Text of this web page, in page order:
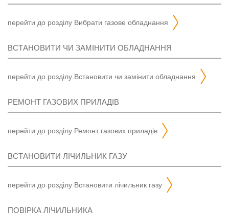
перейти до розділу вибрати газове обладнання
ВСТАНОВИТИ ЧИ ЗАМІНИТИ ОБЛАДНАННЯ
перейти до розділу встановити чи замінити обладнання
РЕМОНТ ГАЗОВИХ ПРИЛАДІВ
перейти до розділу ремонт газових приладів
ВСТАНОВИТИ ЛІЧИЛЬНИК ГАЗУ
перейти до розділу встановити лічильник газу
ПОВІРКА ЛІЧИЛЬНИКА